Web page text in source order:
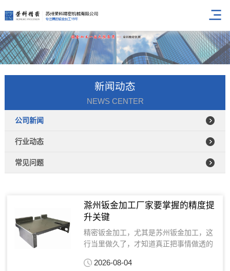
新闻动态
NEWS CENTER
公司新闻
行业动态
常见问题
滁州钣金加工厂家要掌握的精度提
升关键
精密钣金加工，尤其是苏州钣金加工，这
行当里做久了，才知道真正把事情做透的
地方，钣金加工厂家多，竞争也激烈，光
2026-08-04